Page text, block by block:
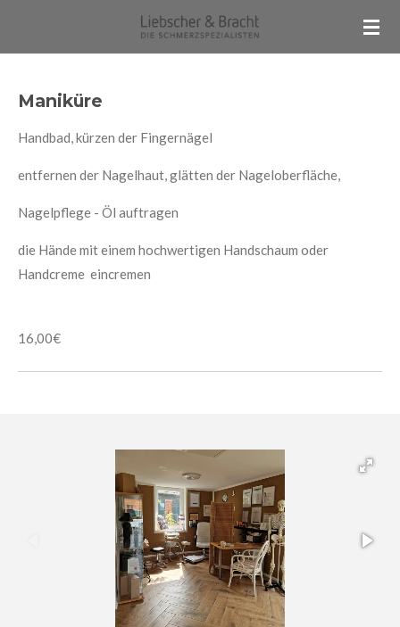
Maniküre
Handbad, kürzen der Fingernägel
entfernen der Nagelhaut, glätten der Nageloberfläche,
Nagelpflege - Öl auftragen
die Hände mit einem hochwertigen Handschaum oder
Handcreme eincremen
16,00€